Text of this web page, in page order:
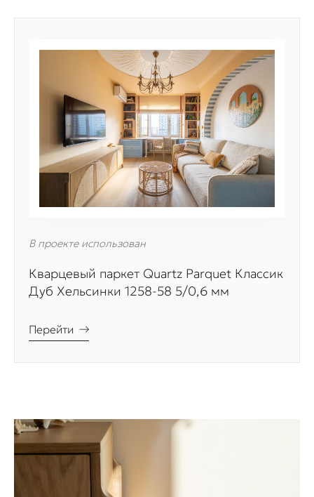
В проекте использован
Кварцевый паркет Quartz Parquet Классик
Дуб Хельсинки 1258-58 5/0,6 мм
Перейти →